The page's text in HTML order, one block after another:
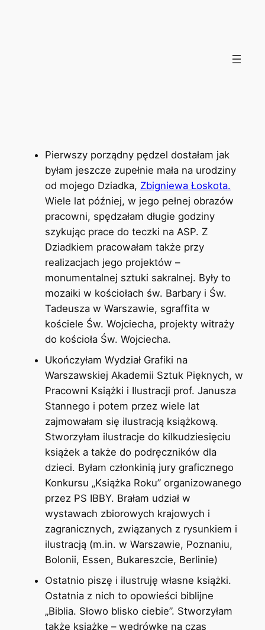
Pierwszy porządny pędzel dostałam jak
byłam jeszcze zupełnie mała na urodziny
od mojego Dziadka, Zbigniewa Łoskota.
Wiele lat później, w jego pełnej obrazów
pracowni, spędzałam długie godziny
szykując prace do teczki na ASP. Z
Dziadkiem pracowałam także przy
realizacjach jego projektów –
monumentalnej sztuki sakralnej. Były to
mozaiki w kościołach św. Barbary i Św.
Tadeusza w Warszawie, sgraffita w
kościele Św. Wojciecha, projekty witraży
do kościoła Św. Wojciecha.
Ukończyłam Wydział Grafiki na
Warszawskiej Akademii Sztuk Pięknych, w
Pracowni Książki i Ilustracji prof. Janusza
Stannego i potem przez wiele lat
zajmowałam się ilustracją książkową.
Stworzyłam ilustracje do kilkudziesięciu
książek a także do podręczników dla
dzieci. Byłam członkinią jury graficznego
Konkursu „Książka Roku” organizowanego
przez PS IBBY. Brałam udział w
wystawach zbiorowych krajowych i
zagranicznych, związanych z rysunkiem i
ilustracją (m.in. w Warszawie, Poznaniu,
Bolonii, Essen, Bukareszcie, Berlinie)
Ostatnio piszę i ilustruję własne książki.
Ostatnia z nich to opowieści biblijne
„Biblia. Słowo blisko ciebie”. Stworzyłam
także książkę – wędrówkę na czas